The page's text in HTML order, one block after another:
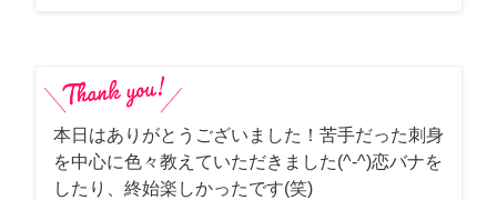
本日はありがとうございました！苦手だった刺身
を中心に色々教えていただきました(^-^)恋バナを
したり、終始楽しかったです(笑)